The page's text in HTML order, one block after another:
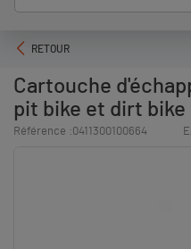
RETOUR
Cartouche
pit bike et dirt bike
Référence :0411300100664